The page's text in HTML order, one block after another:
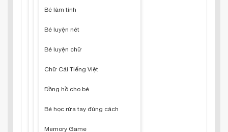
Bé làm tính
Bé luyện nét
Bé luyện chữ
Chữ Cái Tiếng Việt
Đồng hồ cho bé
Bé học rửa tay đúng cách
Memory Game